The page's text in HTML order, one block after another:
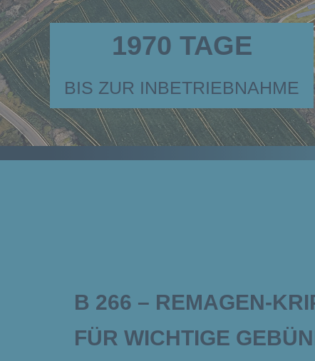
1970 TAGE
BIS ZUR INBETRIEBNAHME
B 266 – REMAGEN-
FÜR WICHTIGE